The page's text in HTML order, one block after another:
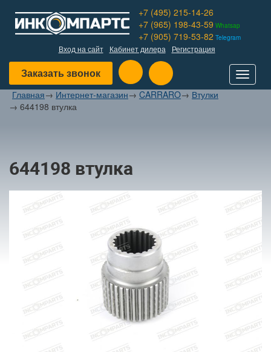
+7 (495) 215-14-26
+7 (965) 198-43-59 Whatsap
+7 (905) 719-53-82 Telegram
Вход на сайт Кабинет дилера Регистрация
Заказать звонок
Toggle
Главная→ Интернет-магазин→ CARRARO→ Втулки
→ 644198 втулка
644198 втулка